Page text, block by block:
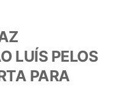
LUÍS PELOS
PARA